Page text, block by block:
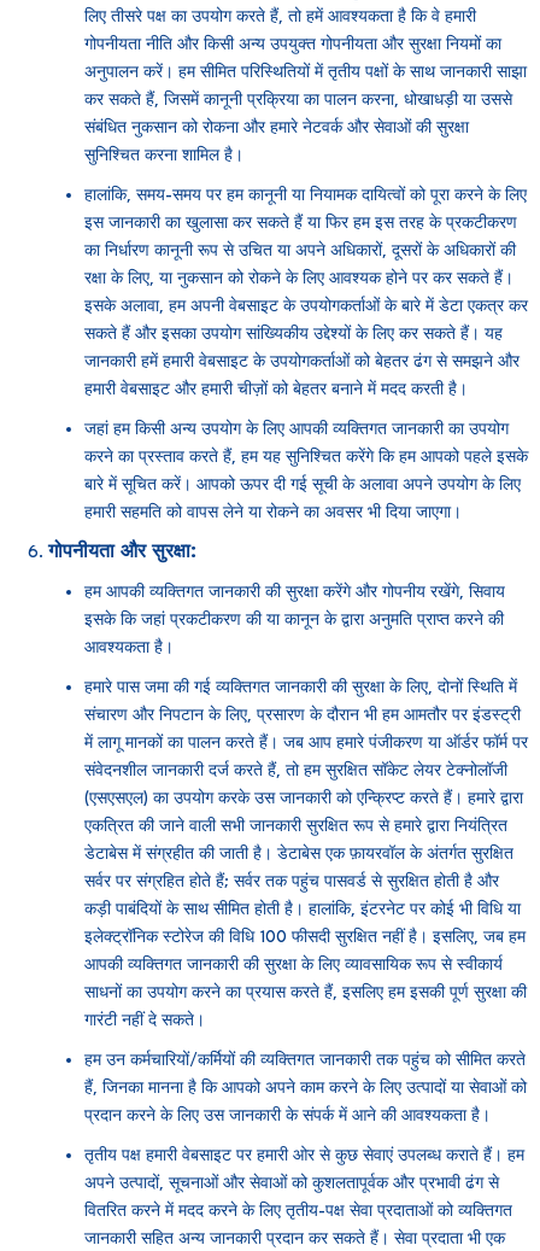
लिए तीसरे पक्ष का उपयोग करते हैं, तो हमें आवश्यकता है कि वे हमारी
गोपनीयता नीति और किसी अन्य उपयुक्त गोपनीयता और सुरक्षा नियमों का
अनुपालन करें। हम सीमित परिस्थितियों में तृतीय पक्षों के साथ जानकारी साझा
कर सकते हैं, जिसमें कानूनी प्रक्रिया का पालन करना, धोखाधड़ी या उससे
संबंधित नुकसान को रोकना और हमारे नेटवर्क और सेवाओं की सुरक्षा
सुनिश्चित करना शामिल है।
हालांकि, समय-समय पर हम कानूनी या नियामक दायित्वों को पूरा करने के लिए
इस जानकारी का खुलासा कर सकते हैं या फिर हम इस तरह के प्रकटीकरण
का निर्धारण कानूनी रूप से उचित या अपने अधिकारों, दूसरों के अधिकारों की
रक्षा के लिए, या नुकसान को रोकने के लिए आवश्यक होने पर कर सकते हैं।
इसके अलावा, हम अपनी वेबसाइट के उपयोगकर्ताओं के बारे में डेटा एकत्र कर
सकते हैं और इसका उपयोग सांख्यिकीय उद्देश्यों के लिए कर सकते हैं। यह
जानकारी हमें हमारी वेबसाइट के उपयोगकर्ताओं को बेहतर ढंग से समझने और
हमारी वेबसाइट और हमारी चीज़ों को बेहतर बनाने में मदद करती है।
जहां हम किसी अन्य उपयोग के लिए आपकी व्यक्तिगत जानकारी का उपयोग
करने का प्रस्ताव करते हैं, हम यह सुनिश्चित करेंगे कि हम आपको पहले इसके
बारे में सूचित करें। आपको ऊपर दी गई सूची के अलावा अपने उपयोग के लिए
हमारी सहमति को वापस लेने या रोकने का अवसर भी दिया जाएगा।
गोपनीयता और सुरक्षा:
हम आपकी व्यक्तिगत जानकारी की सुरक्षा करेंगे और गोपनीय रखेंगे, सिवाय
इसके कि जहां प्रकटीकरण की या कानून के द्वारा अनुमति प्राप्त करने की
आवश्यकता है।
हमारे पास जमा की गई व्यक्तिगत जानकारी की सुरक्षा के लिए, दोनों स्थिति में
संचारण और निपटान के लिए, प्रसारण के दौरान भी हम आमतौर पर इंडस्ट्री
में लागू मानकों का पालन करते हैं। जब आप हमारे पंजीकरण या ऑर्डर फॉर्म पर
संवेदनशील जानकारी दर्ज करते हैं, तो हम सुरक्षित सॉकेट लेयर टेक्नोलॉजी
(एसएसएल) का उपयोग करके उस जानकारी को एन्क्रिप्ट करते हैं। हमारे द्वारा
एकत्रित की जाने वाली सभी जानकारी सुरक्षित रूप से हमारे द्वारा नियंत्रित
डेटाबेस में संग्रहीत की जाती है। डेटाबेस एक फ़ायरवॉल के अंतर्गत सुरक्षित
सर्वर पर संग्रहित होते हैं; सर्वर तक पहुंच पासवर्ड से सुरक्षित होती है और
कड़ी पाबंदियों के साथ सीमित होती है। हालांकि, इंटरनेट पर कोई भी विधि या
इलेक्ट्रॉनिक स्टोरेज की विधि 100 फीसदी सुरक्षित नहीं है। इसलिए, जब हम
आपकी व्यक्तिगत जानकारी की सुरक्षा के लिए व्यावसायिक रूप से स्वीकार्य
साधनों का उपयोग करने का प्रयास करते हैं, इसलिए हम इसकी पूर्ण सुरक्षा की
गारंटी नहीं दे सकते।
हम उन कर्मचारियों/कर्मियों की व्यक्तिगत जानकारी तक पहुंच को सीमित करते
हैं, जिनका मानना है कि आपको अपने काम करने के लिए उत्पादों या सेवाओं को
प्रदान करने के लिए उस जानकारी के संपर्क में आने की आवश्यकता है।
तृतीय पक्ष हमारी वेबसाइट पर हमारी ओर से कुछ सेवाएं उपलब्ध कराते हैं। हम
अपने उत्पादों, सूचनाओं और सेवाओं को कुशलतापूर्वक और प्रभावी ढंग से
वितरित करने में मदद करने के लिए तृतीय-पक्ष सेवा प्रदाताओं को व्यक्तिगत
जानकारी सहित अन्य जानकारी प्रदान कर सकते हैं। सेवा प्रदाता भी एक